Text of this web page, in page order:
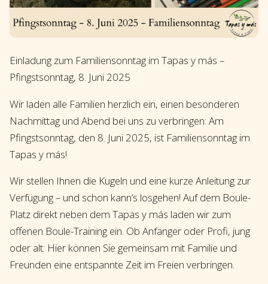
Einladung zum Familiensonntag im Tapas y más –
Pfingstsonntag, 8. Juni 2025
Wir laden alle Familien herzlich ein, einen besonderen
Nachmittag und Abend bei uns zu verbringen: Am
Pfingstsonntag, den 8. Juni 2025, ist Familiensonntag im
Tapas y más!
Wir stellen Ihnen die Kugeln und eine kurze Anleitung zur
Verfügung – und schon kann’s losgehen! Auf dem Boule-
Platz direkt neben dem Tapas y más laden wir zum
offenen Boule-Training ein. Ob Anfänger oder Profi, jung
oder alt: Hier können Sie gemeinsam mit Familie und
Freunden eine entspannte Zeit im Freien verbringen.